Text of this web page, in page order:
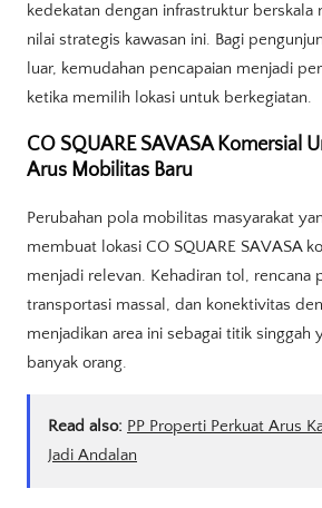
kedekatan dengan infrastruktur berskala
nilai strategis kawasan ini. Bagi
luar, kemudahan pencapaian menjadi
ketika memilih lokasi untuk berkegiatan.
CO SQUARE SAVASA Komersial
Arus Mobilitas Baru
Perubahan pola mobilitas masyarakat
membuat lokasi CO SQUARE SAVASA
menjadi relevan. Kehadiran tol, rencana
transportasi massal, dan konektivitas
menjadikan area ini sebagai titik singgah
banyak orang.
Read also: PP Properti Perkuat Arus
Jadi Andalan